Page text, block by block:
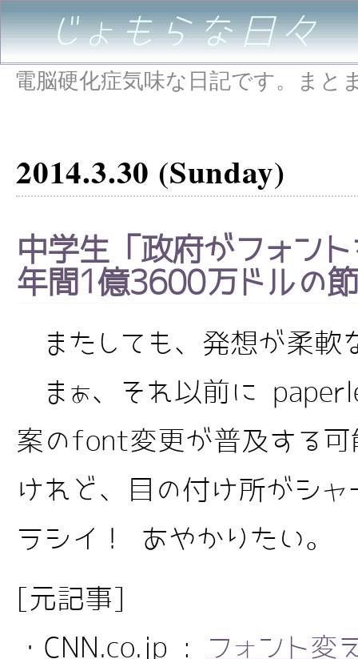
じょもらな日々
電脳硬化症気味な日記です。まと
2014.3.30 (Sunday)
中学生「政府がフォン
年間1億3600万ドルの
またしても、発想が柔軟
まぁ、それ以前に
案のfont変更が普及する可
けれど、目の付け所がシ
ラシイ！ あやかりたい。
[元記事]
・CNN.co.jp :
フォント変